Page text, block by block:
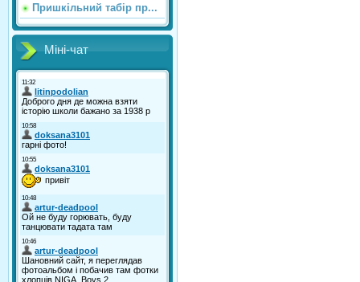
Пришкільний табір пр...
Міні-чат